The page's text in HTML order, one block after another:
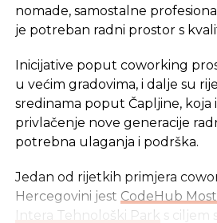
„Međutim, prema podacima
stanica i podacima koje smo
temperature bile niže, pa je
minus četiri stepena, a zavisno
temperatura je bila od nula do
Celzijusova“, rekao je Јokić.
noćas zabilježen pad
tretman stimulatorima
nomade, samostalne
je potreban radni prostor s
Inicijative poput coworking
u većim gradovima, i dalje su
sredinama poput Čapljine, koja
privlačenje nove generacije
potrebna ulaganja i podrška.
Jedan od rijetkih primjera
Hercegovini jest CodeHub
Intera Tehnološki Park s ciljem